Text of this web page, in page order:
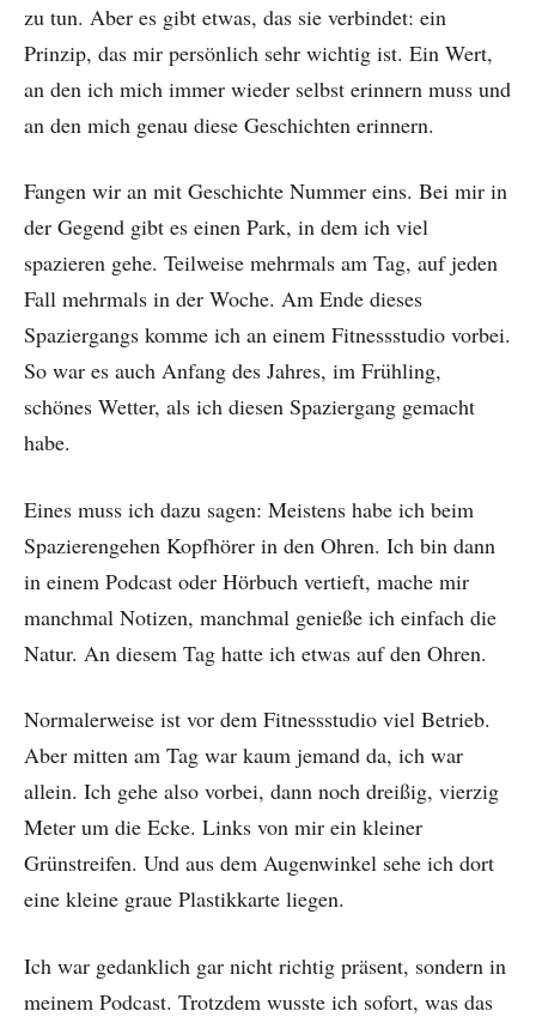
zu tun. Aber es gibt etwas, das sie verbindet: ein
Prinzip, das mir persönlich sehr wichtig ist. Ein Wert,
an den ich mich immer wieder selbst erinnern muss und
an den mich genau diese Geschichten erinnern.
Fangen wir an mit Geschichte Nummer eins. Bei mir in
der Gegend gibt es einen Park, in dem ich viel
spazieren gehe. Teilweise mehrmals am Tag, auf jeden
Fall mehrmals in der Woche. Am Ende dieses
Spaziergangs komme ich an einem Fitnessstudio vorbei.
So war es auch Anfang des Jahres, im Frühling,
schönes Wetter, als ich diesen Spaziergang gemacht
habe.
Eines muss ich dazu sagen: Meistens habe ich beim
Spazierengehen Kopfhörer in den Ohren. Ich bin dann
in einem Podcast oder Hörbuch vertieft, mache mir
manchmal Notizen, manchmal genieße ich einfach die
Natur. An diesem Tag hatte ich etwas auf den Ohren.
Normalerweise ist vor dem Fitnessstudio viel Betrieb.
Aber mitten am Tag war kaum jemand da, ich war
allein. Ich gehe also vorbei, dann noch dreißig, vierzig
Meter um die Ecke. Links von mir ein kleiner
Grünstreifen. Und aus dem Augenwinkel sehe ich dort
eine kleine graue Plastikkarte liegen.
Ich war gedanklich gar nicht richtig präsent, sondern in
meinem Podcast. Trotzdem wusste ich sofort, was das